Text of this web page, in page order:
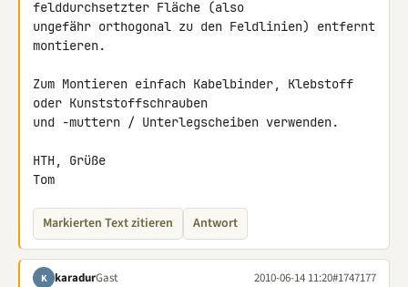
felddurchsetzter Fläche (also
ungefähr orthogonal zu den Feldlinien) entfernt
montieren.
Zum Montieren einfach Kabelbinder, Klebstoff
oder Kunststoffschrauben
und -muttern / Unterlegscheiben verwenden.
HTH, Grüße
Tom
Markierten Text zitieren Antwort
K karadurGast 2010-06-14 11:20#1747177